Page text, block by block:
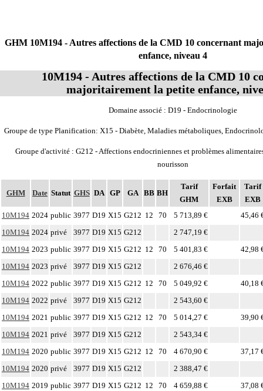
GHM Date Statut GHS DA GP GA BB BH
Tarif
GHM
Forfait
EXB
Tarif
EXB
10M194 2024 public 3977 D19 X15 G212 12 70 5 713,89 €
45,46
10M194 2024 privé 3977 D19 X15 G212
2 747,19 €
10M194 2023 public 3977 D19 X15 G212 12 70 5 401,83 €
42,98
10M194 2023 privé 3977 D19 X15 G212
2 676,46 €
10M194 2022 public 3977 D19 X15 G212 12 70 5 049,92 €
40,18
10M194 2022 privé 3977 D19 X15 G212
2 543,60 €
10M194 2021 public 3977 D19 X15 G212 12 70 5 014,27 €
39,90
10M194 2021 privé 3977 D19 X15 G212
2 543,34 €
10M194 2020 public 3977 D19 X15 G212 12 70 4 670,90 €
37,17
10M194 2020 privé 3977 D19 X15 G212
2 388,47 €
10M194 2019 public 3977 D19 X15 G212 12 70 4 659,88 €
37,08
GHM 10M194 - Autres affections de la CMD 10 concernant
enfance, niveau 4
10M194 - Autres affections de la CMD 10
majoritairement la petite enfance,
Domaine associé : D19 - Endocrinologie
Groupe de type Planification: X15 - Diabète, Maladies métaboliques,
Groupe d'activité : G212 - Affections endocriniennes et problèmes
nourisson